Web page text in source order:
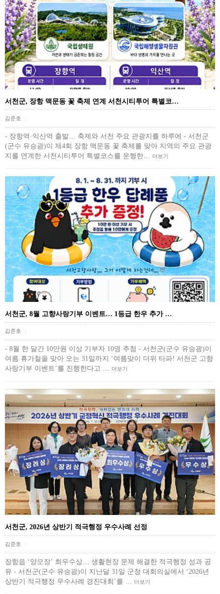
서천군, 장항 맥문동 꽃 축제 연계 서천시티투어 특별코…
김준호
- 장항역·익산역 출발… 축제와 서천 주요 관광지를 하루에 - 서천군
(군수 유승광)이 제4회 장항 맥문동 꽃 축제를 맞아 지역의 주요 관광
지를 연계한 서천시티투어 특별코스를 운행한…
더보기
서천군, 8월 고향사랑기부 이벤트… 1등급 한우 추가 …
김준호
- 8월 한 달간 10만원 이상 기부자 10명 추첨 - 서천군(군수 유승광)이
여름 휴가철을 맞아 오는 31일까지 ‘여름맞이 더위 타파! 서천군 고향
사랑기부 이벤트’를 진행한다고 … 더보기
서천군, 2026년 상반기 적극행정 우수사례 선정
김준호
장항읍 ‘양모장’ 최우수상… 생활현장 문제 해결한 적극행정 성과 공
유 - 서천군(군수 유승광)이 지난달 31일 군청 대회의실에서 ‘2026년
상반기 적극행정 우수사례 경진대회’를 … 더보기